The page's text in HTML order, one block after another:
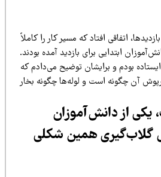
اتفاقی افتاد که مسیر کار را کاملاً
ابتدایی برای بازدید آمده بودند.
بودم و برایشان توضیح می‌دادم که
چگونه است و لوله‌ها چگونه بخار
از دانش‌آموزان
همین شکلی